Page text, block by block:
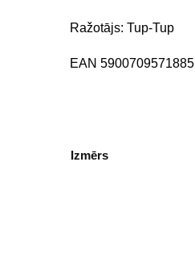
Ražotājs: Tup-Tup
EAN 5900709571885
Izmērs